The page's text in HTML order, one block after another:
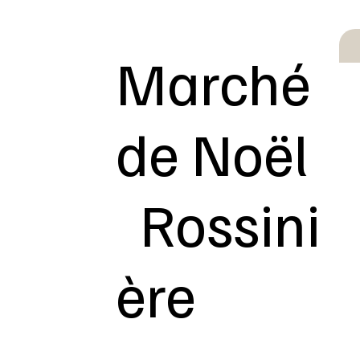
Marché
de Noël
Rossini
ère